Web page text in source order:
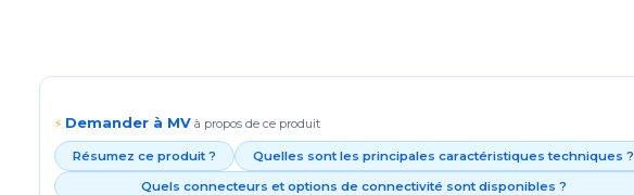
⚡ Demander à MV à propos de ce produit
Résumez ce produit ?
Quelles sont les principales caractéristiques techniques ?
Quels connecteurs et options de connectivité sont disponibles ?